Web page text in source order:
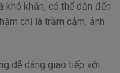
khó khăn, có thể dẫn đến
chí là trầm cảm, ảnh
dễ dàng giao tiếp với